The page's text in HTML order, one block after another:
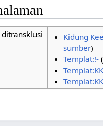
Kidung
sumber)
Templat:!-(
Templat:KK